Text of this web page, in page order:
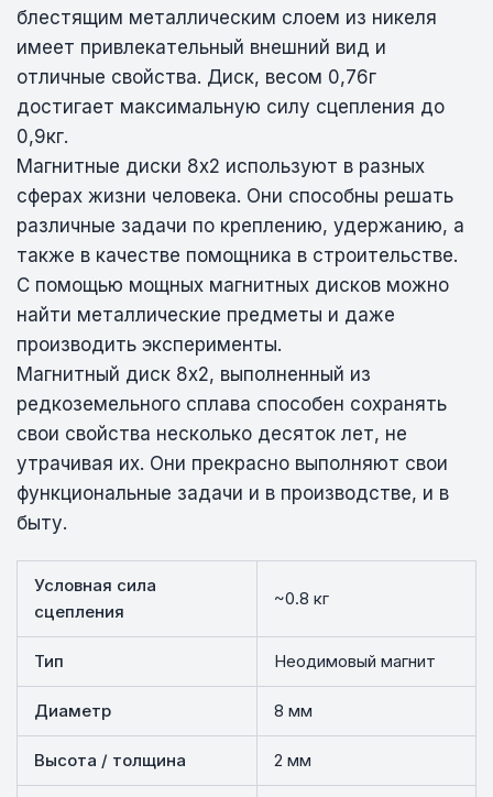
блестящим металлическим слоем из никеля
имеет привлекательный внешний вид и
отличные свойства. Диск, весом 0,76г
достигает максимальную силу сцепления до
0,9кг.
Магнитные диски 8х2 используют в разных
сферах жизни человека. Они способны решать
различные задачи по креплению, удержанию, а
также в качестве помощника в строительстве.
С помощью мощных магнитных дисков можно
найти металлические предметы и даже
производить эксперименты.
Магнитный диск 8х2, выполненный из
редкоземельного сплава способен сохранять
свои свойства несколько десяток лет, не
утрачивая их. Они прекрасно выполняют свои
функциональные задачи и в производстве, и в
быту.
Условная сила
сцепления
~0.8 кг
Тип Неодимовый магнит
Диаметр 8 мм
Высота / толщина 2 мм